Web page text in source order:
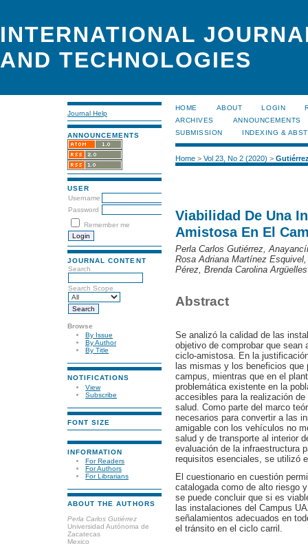
INTERNATIONAL
AND TECHNOLOGIES
Journal Help
ANNOUNCEMENTS
USER
Username
Password
Remember me
JOURNAL CONTENT
Search
Search Scope
Browse
By Issue
By Author
By Title
NOTIFICATIONS
View
Subscribe
FONT SIZE
INFORMATION
For Readers
For Authors
For Librarians
ABOUT THE AUTHORS
Perla Carlos Gutiérrez
Universidad Autónoma de
Zacatecas
Mexico
HOME ABOUT LOGIN
ARCHIVES
ANNOUNCEMENTS
SUBMISSION
INDEXING &
Home> Vol 23, No 2 (2020) >
Viabilidad De Una
Amistosa En El
Perla Carlos Gutiérrez,
Rosa Adriana Martínez
Pérez, Brenda Carolina
Abstract
Se analizó la calidad de las
objetivo de comprobar que sean
ciclo-amistosa. En la
las mismas y los beneficios que
campus, mientras que en el
problemática existente en la
accesibles para la realización
salud. Como parte del marco
necesarios para convertir a las
amigable con los vehículos no
salud y de transporte al interior
evaluación de la infraestructura
requisitos esenciales, se utilizó
El cuestionario en cuestión
catalogada como de alto riesgo
se puede concluir que si es
las instalaciones del Campus
señalamientos adecuados en
el tránsito en el ciclo carril.